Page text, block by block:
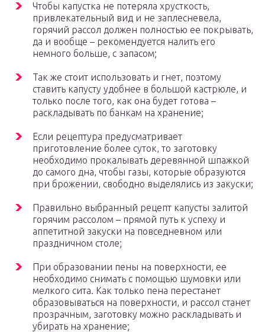
Чтобы капустка не потеряла хрусткость,
привлекательный вид и не заплесневела,
горячий рассол должен полностью ее покрывать,
да и вообще – рекомендуется налить его
немного больше, с запасом;
Так же стоит использовать и гнет, поэтому
ставить капусту удобнее в большой кастрюле, и
только после того, как она будет готова –
раскладывать по банкам на хранение;
Если рецептура предусматривает
приготовление более суток, то заготовку
необходимо прокалывать деревянной шпажкой
до самого дна, чтобы газы, которые образуются
при брожении, свободно выделялись из закуски;
Правильно выбранный рецепт капусты залитой
горячим рассолом – прямой путь к успеху и
аппетитной закуски на повседневном или
праздничном столе;
При образовании пены на поверхности, ее
необходимо снимать с помощью шумовки или
мелкого сита. Как только пена перестанет
образовываться на поверхности, и рассол станет
прозрачным, заготовку можно раскладывать и
убирать на хранение;